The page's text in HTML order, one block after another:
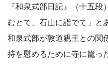
『和泉式部日記』（十五
むとて、石山に詣でて」と
和泉式部が敦道親王との関
持を慰めるために寺に籠っ